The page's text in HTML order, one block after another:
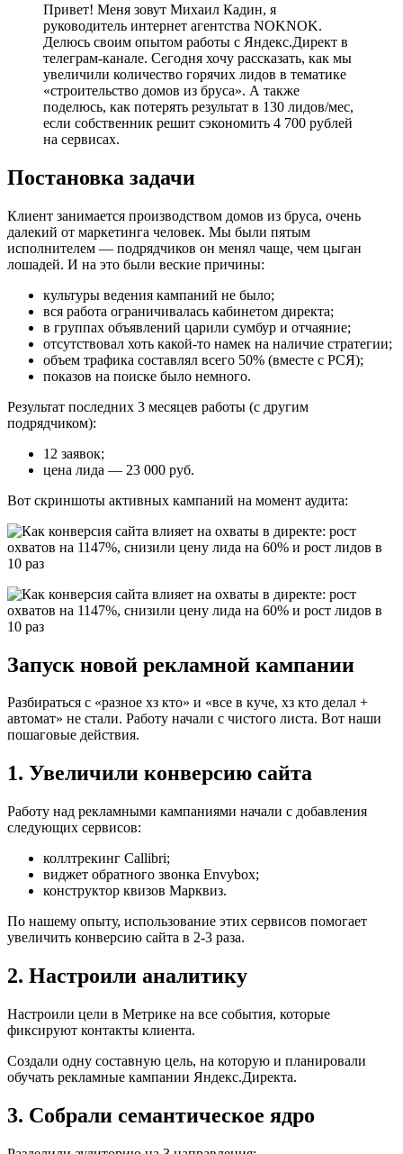
Привет! Меня зовут Михаил Кадин, я
руководитель интернет агентства NOKNOK.
Делюсь своим опытом работы с Яндекс.Директ в
телеграм-канале. Сегодня хочу рассказать, как мы
увеличили количество горячих лидов в тематике
«строительство домов из бруса». А также
поделюсь, как потерять результат в 130 лидов/мес,
если собственник решит сэкономить 4 700 рублей
на сервисах.
Постановка задачи
Клиент занимается производством домов из бруса, очень
далекий от маркетинга человек. Мы были пятым
исполнителем — подрядчиков он менял чаще, чем цыган
лошадей. И на это были веские причины:
культуры ведения кампаний не было;
вся работа ограничивалась кабинетом директа;
в группах объявлений царили сумбур и отчаяние;
отсутствовал хоть какой-то намек на наличие стратегии;
объем трафика составлял всего 50% (вместе с РСЯ);
показов на поиске было немного.
Результат последних 3 месяцев работы (с другим
подрядчиком):
12 заявок;
цена лида — 23 000 руб.
Вот скриншоты активных кампаний на момент аудита:
Запуск новой рекламной кампании
Разбираться с «разное хз кто» и «все в куче, хз кто делал +
автомат» не стали. Работу начали с чистого листа. Вот наши
пошаговые действия.
1. Увеличили конверсию сайта
Работу над рекламными кампаниями начали с добавления
следующих сервисов:
коллтрекинг Callibri;
виджет обратного звонка Envybox;
конструктор квизов Марквиз.
По нашему опыту, использование этих сервисов помогает
увеличить конверсию сайта в 2-3 раза.
2. Настроили аналитику
Настроили цели в Метрике на все события, которые
фиксируют контакты клиента.
Создали одну составную цель, на которую и планировали
обучать рекламные кампании Яндекс.Директа.
3. Собрали семантическое ядро